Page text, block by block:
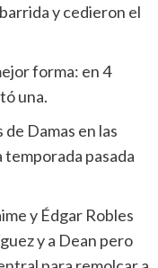
y cedieron el
forma: en 4
una.
Damas en las
temporada pasada
y Édgar Robles
y a Dean pero